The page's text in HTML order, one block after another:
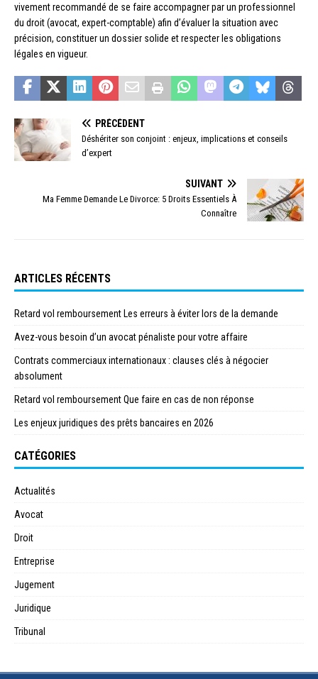
vivement recommandé de se faire accompagner par un professionnel
du droit (avocat, expert-comptable) afin d’évaluer la situation avec
précision, constituer un dossier solide et respecter les obligations
légales en vigueur.
PRÉCÉDENT
Déshériter son conjoint : enjeux, implications et conseils
d’expert
SUIVANT
Ma Femme Demande Le Divorce: 5 Droits Essentiels À
Connaître
ARTICLES RÉCENTS
Retard vol remboursement Les erreurs à éviter lors de la demande
Avez-vous besoin d’un avocat pénaliste pour votre affaire
Contrats commerciaux internationaux : clauses clés à négocier
absolument
Retard vol remboursement Que faire en cas de non réponse
Les enjeux juridiques des prêts bancaires en 2026
CATÉGORIES
Actualités
Avocat
Droit
Entreprise
Jugement
Juridique
Tribunal